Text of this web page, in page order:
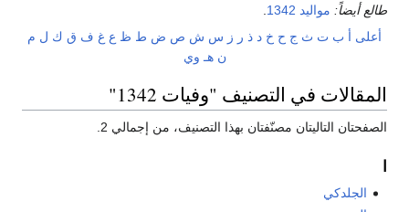
طالع أيضاً: مواليد 1342
أعلى أ ب ت ث ج ح خ د ذ ر ز س ش ص ض ط ظ ع غ ف ق ك ل م
ن هـ وي
المقالات في التصنيف "وفيات 1342"
الصفحتان التاليتان مصنّفتان بهذا التصنيف، من إجمالي 2.
الجلدكي